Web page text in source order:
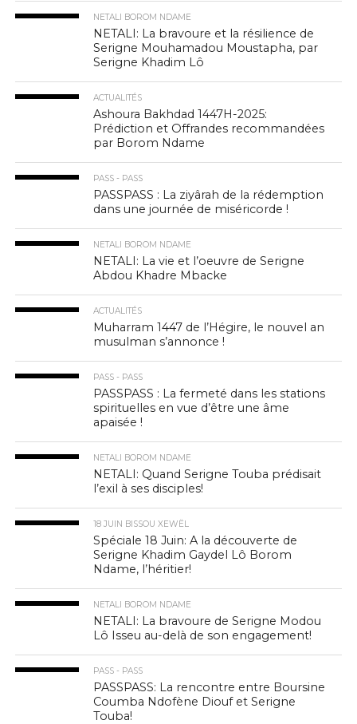
NETALI BOROM NDAME
NETALI: La bravoure et la résilience de
Serigne Mouhamadou Moustapha, par
Serigne Khadim Lô
ACTUALITÉS
Ashoura Bakhdad 1447H-2025:
Prédiction et Offrandes recommandées
par Borom Ndame
PASS - PASS
PASSPASS : La ziyârah de la rédemption
dans une journée de miséricorde !
NETALI BOROM NDAME
NETALI: La vie et l’oeuvre de Serigne
Abdou Khadre Mbacke
ACTUALITÉS
Muharram 1447 de l’Hégire, le nouvel an
musulman s’annonce !
PASS - PASS
PASSPASS : La fermeté dans les stations
spirituelles en vue d’être une âme
apaisée !
NETALI BOROM NDAME
NETALI: Quand Serigne Touba prédisait
l’exil à ses disciples!
18 JUIN BISSOU XEWËL
Spéciale 18 Juin: A la découverte de
Serigne Khadim Gaydel Lô Borom
Ndame, l’héritier!
NETALI BOROM NDAME
NETALI: La bravoure de Serigne Modou
Lô Isseu au-delà de son engagement!
PASS - PASS
PASSPASS: La rencontre entre Boursine
Coumba Ndofène Diouf et Serigne
Touba!